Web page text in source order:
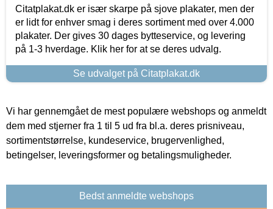
Citatplakat.dk er især skarpe på sjove plakater, men der
er lidt for enhver smag i deres sortiment med over 4.000
plakater. Der gives 30 dages bytteservice, og levering
på 1-3 hverdage. Klik her for at se deres udvalg.
Se udvalget på Citatplakat.dk
Vi har gennemgået de mest populære webshops og anmeldt
dem med stjerner fra 1 til 5 ud fra bl.a. deres prisniveau,
sortimentstørrelse, kundeservice, brugervenlighed,
betingelser, leveringsformer og betalingsmuligheder.
Bedst anmeldte webshops